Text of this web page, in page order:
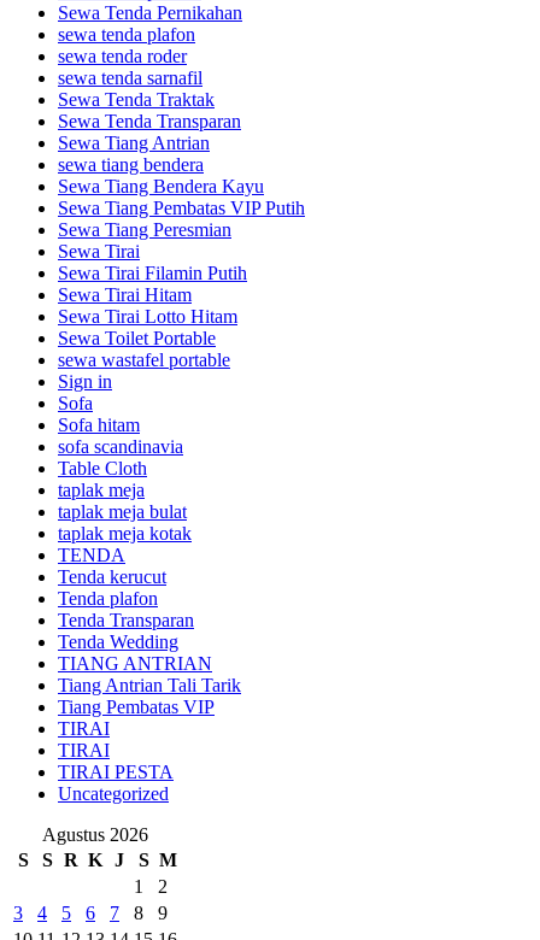
Sewa Tenda Pernikahan
sewa tenda plafon
sewa tenda roder
sewa tenda sarnafil
Sewa Tenda Traktak
Sewa Tenda Transparan
Sewa Tiang Antrian
sewa tiang bendera
Sewa Tiang Bendera Kayu
Sewa Tiang Pembatas VIP Putih
Sewa Tiang Peresmian
Sewa Tirai
Sewa Tirai Filamin Putih
Sewa Tirai Hitam
Sewa Tirai Lotto Hitam
Sewa Toilet Portable
sewa wastafel portable
Sign in
Sofa
Sofa hitam
sofa scandinavia
Table Cloth
taplak meja
taplak meja bulat
taplak meja kotak
TENDA
Tenda kerucut
Tenda plafon
Tenda Transparan
Tenda Wedding
TIANG ANTRIAN
Tiang Antrian Tali Tarik
Tiang Pembatas VIP
TIRAI
TIRAI
TIRAI PESTA
Uncategorized
Agustus 2026
S
S R K J S M
1
2
3
4 5 6 7 8
9